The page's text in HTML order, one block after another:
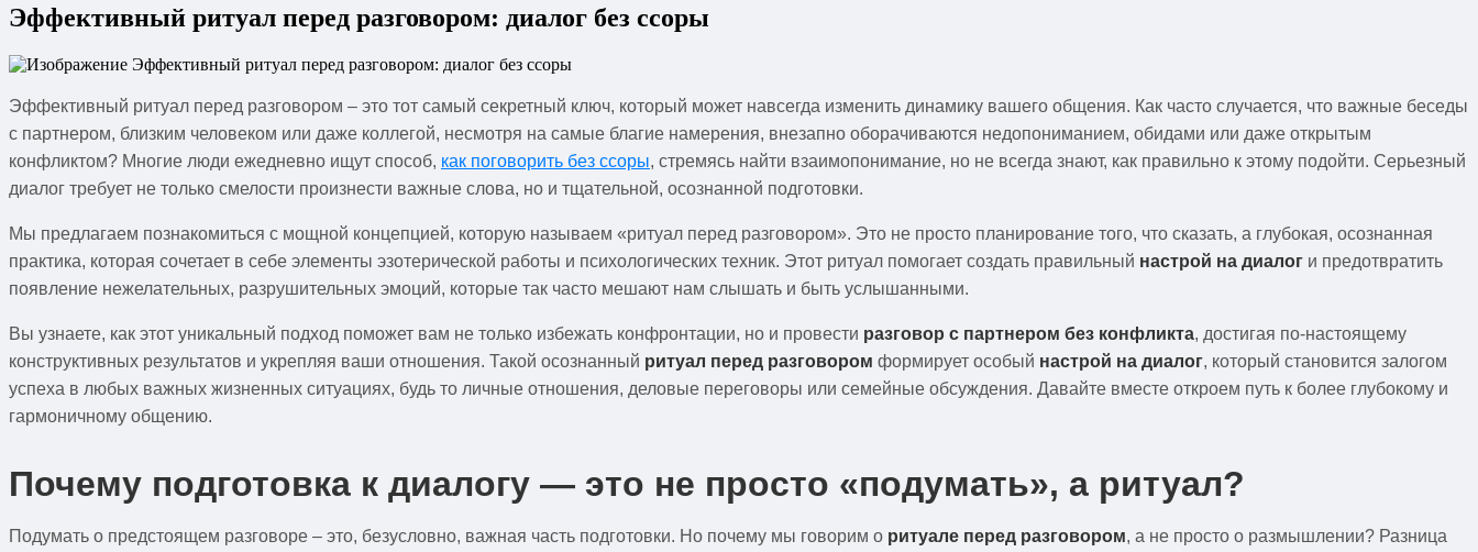
Эффективный ритуал перед разговором: диалог без ссоры
Эффективный ритуал перед разговором – это тот самый секретный ключ, который может навсегда изменить динамику вашего общения. Как часто случается, что важные беседы
с партнером, близким человеком или даже коллегой, несмотря на самые благие намерения, внезапно оборачиваются недопониманием, обидами или даже открытым
конфликтом? Многие люди ежедневно ищут способ, как поговорить без ссоры, стремясь найти взаимопонимание, но не всегда знают, как правильно к этому подойти. Серьезный
диалог требует не только смелости произнести важные слова, но и тщательной, осознанной подготовки.
Мы предлагаем познакомиться с мощной концепцией, которую называем «ритуал перед разговором». Это не просто планирование того, что сказать, а глубокая, осознанная
практика, которая сочетает в себе элементы эзотерической работы и психологических техник. Этот ритуал помогает создать правильный настрой на диалог и предотвратить
появление нежелательных, разрушительных эмоций, которые так часто мешают нам слышать и быть услышанными.
Вы узнаете, как этот уникальный подход поможет вам не только избежать конфронтации, но и провести разговор с партнером без конфликта, достигая по-настоящему
конструктивных результатов и укрепляя ваши отношения. Такой осознанный ритуал перед разговором формирует особый настрой на диалог, который становится залогом
успеха в любых важных жизненных ситуациях, будь то личные отношения, деловые переговоры или семейные обсуждения. Давайте вместе откроем путь к более глубокому и
гармоничному общению.
Почему подготовка к диалогу — это не просто «подумать», а ритуал?
Подумать о предстоящем разговоре – это, безусловно, важная часть подготовки. Но почему мы говорим о ритуале перед разговором, а не просто о размышлении? Разница